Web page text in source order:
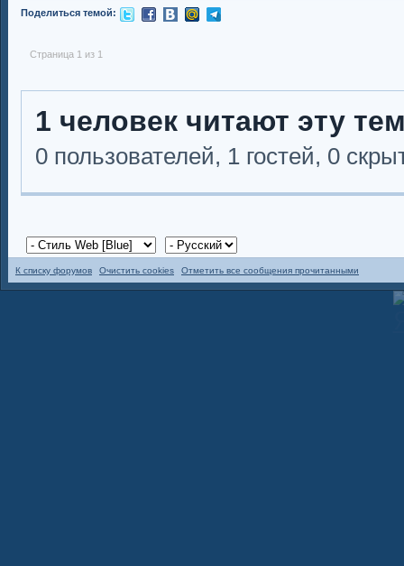
Поделиться темой:
Страница 1 из 1
1 человек читают эту
0 пользователей, 1 гостей, 0
К списку форумов Очистить cookies Отметить все сообщения прочитанными